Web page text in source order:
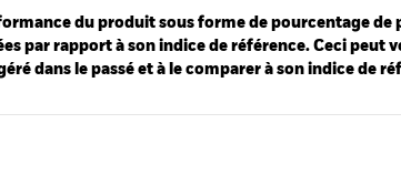
du produit sous forme de pourcentage de
par rapport à son indice de référence. Ceci peut
dans le passé et à le comparer à son indice de